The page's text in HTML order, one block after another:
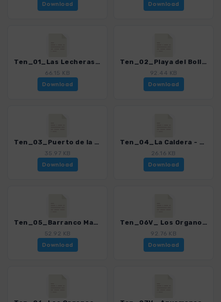
Download
Download
Ten_01_Las Lecheras_4016_21.gpx
66.15 KB
Download
Ten_02_Playa del Bollullo - Playa del Ancon_4016_21.gpx
92.44 KB
Download
Ten_03_Puerto de la Cruz - Mirador de San Pedro - San Juan de La Rambla_4016_21.gpx
35.97 KB
Download
Ten_04_La Caldera - Aguamansa_4016_21.gpx
26.16 KB
Download
Ten_05_Barranco Madre del Agua_4016_21.gpx
52.92 KB
Download
Ten_06V_ Los Organos via Aguamansa_4016_21.gpx
92.76 KB
Download